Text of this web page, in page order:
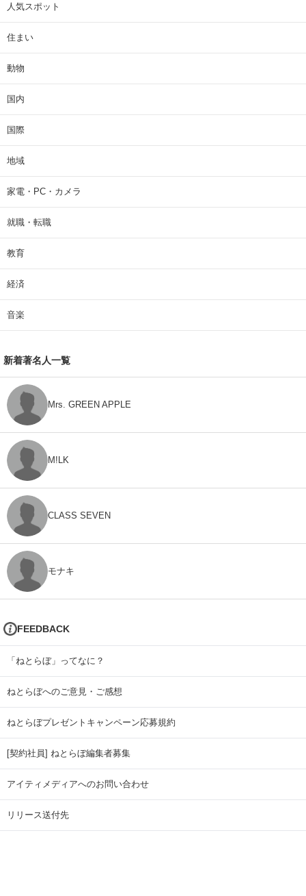
人気スポット
住まい
動物
国内
国際
地域
家電・PC・カメラ
就職・転職
教育
経済
音楽
新着著名人一覧
Mrs. GREEN APPLE
M!LK
CLASS SEVEN
モナキ
FEEDBACK
「ねとらぼ」ってなに？
ねとらぼへのご意見・ご感想
ねとらぼプレゼントキャンペーン応募規約
[契約社員] ねとらぼ編集者募集
アイティメディアへのお問い合わせ
リリース送付先